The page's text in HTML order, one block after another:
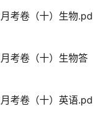
考卷（十）生物.pd
考卷（十）生物答
考卷（十）英语.pd